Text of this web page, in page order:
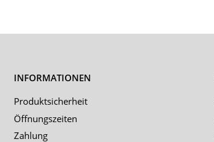
INFORMATIONEN
Produktsicherheit
Öffnungszeiten
Zahlung